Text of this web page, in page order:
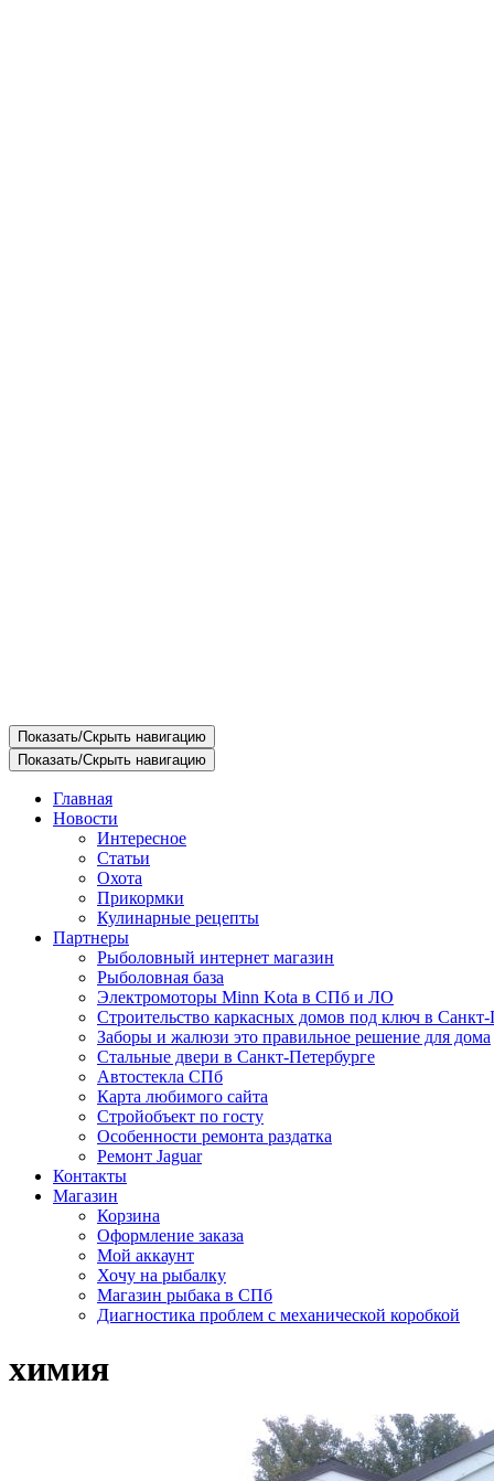
Показать/Скрыть навигацию
Показать/Скрыть навигацию
Главная
Новости
Интересное
Статьи
Охота
Прикормки
Кулинарные рецепты
Партнеры
Рыболовный интернет магазин
Рыболовная база
Электромоторы Minn Kota в СПб и ЛО
Строительство каркасных домов под ключ в Санкт-
Заборы и жалюзи это правильное решение для дома
Стальные двери в Санкт-Петербурге
Автостекла СПб
Карта любимого сайта
Стройобъект по госту
Особенности ремонта раздатка
Ремонт Jaguar
Контакты
Магазин
Корзина
Оформление заказа
Мой аккаунт
Хочу на рыбалку
Магазин рыбака в СПб
Диагностика проблем с механической коробкой
химия